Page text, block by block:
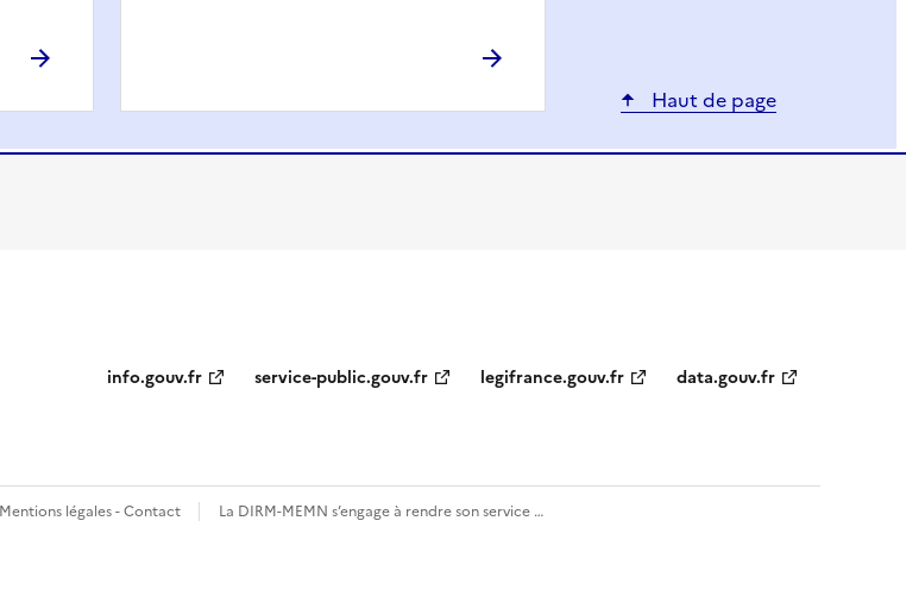
Haut de page
info.gouv.fr service-public.gouv.fr legifrance.gouv.fr data.gouv.fr
Mentions légales - Contact La DIRM-MEMN s’engage à rendre son service …